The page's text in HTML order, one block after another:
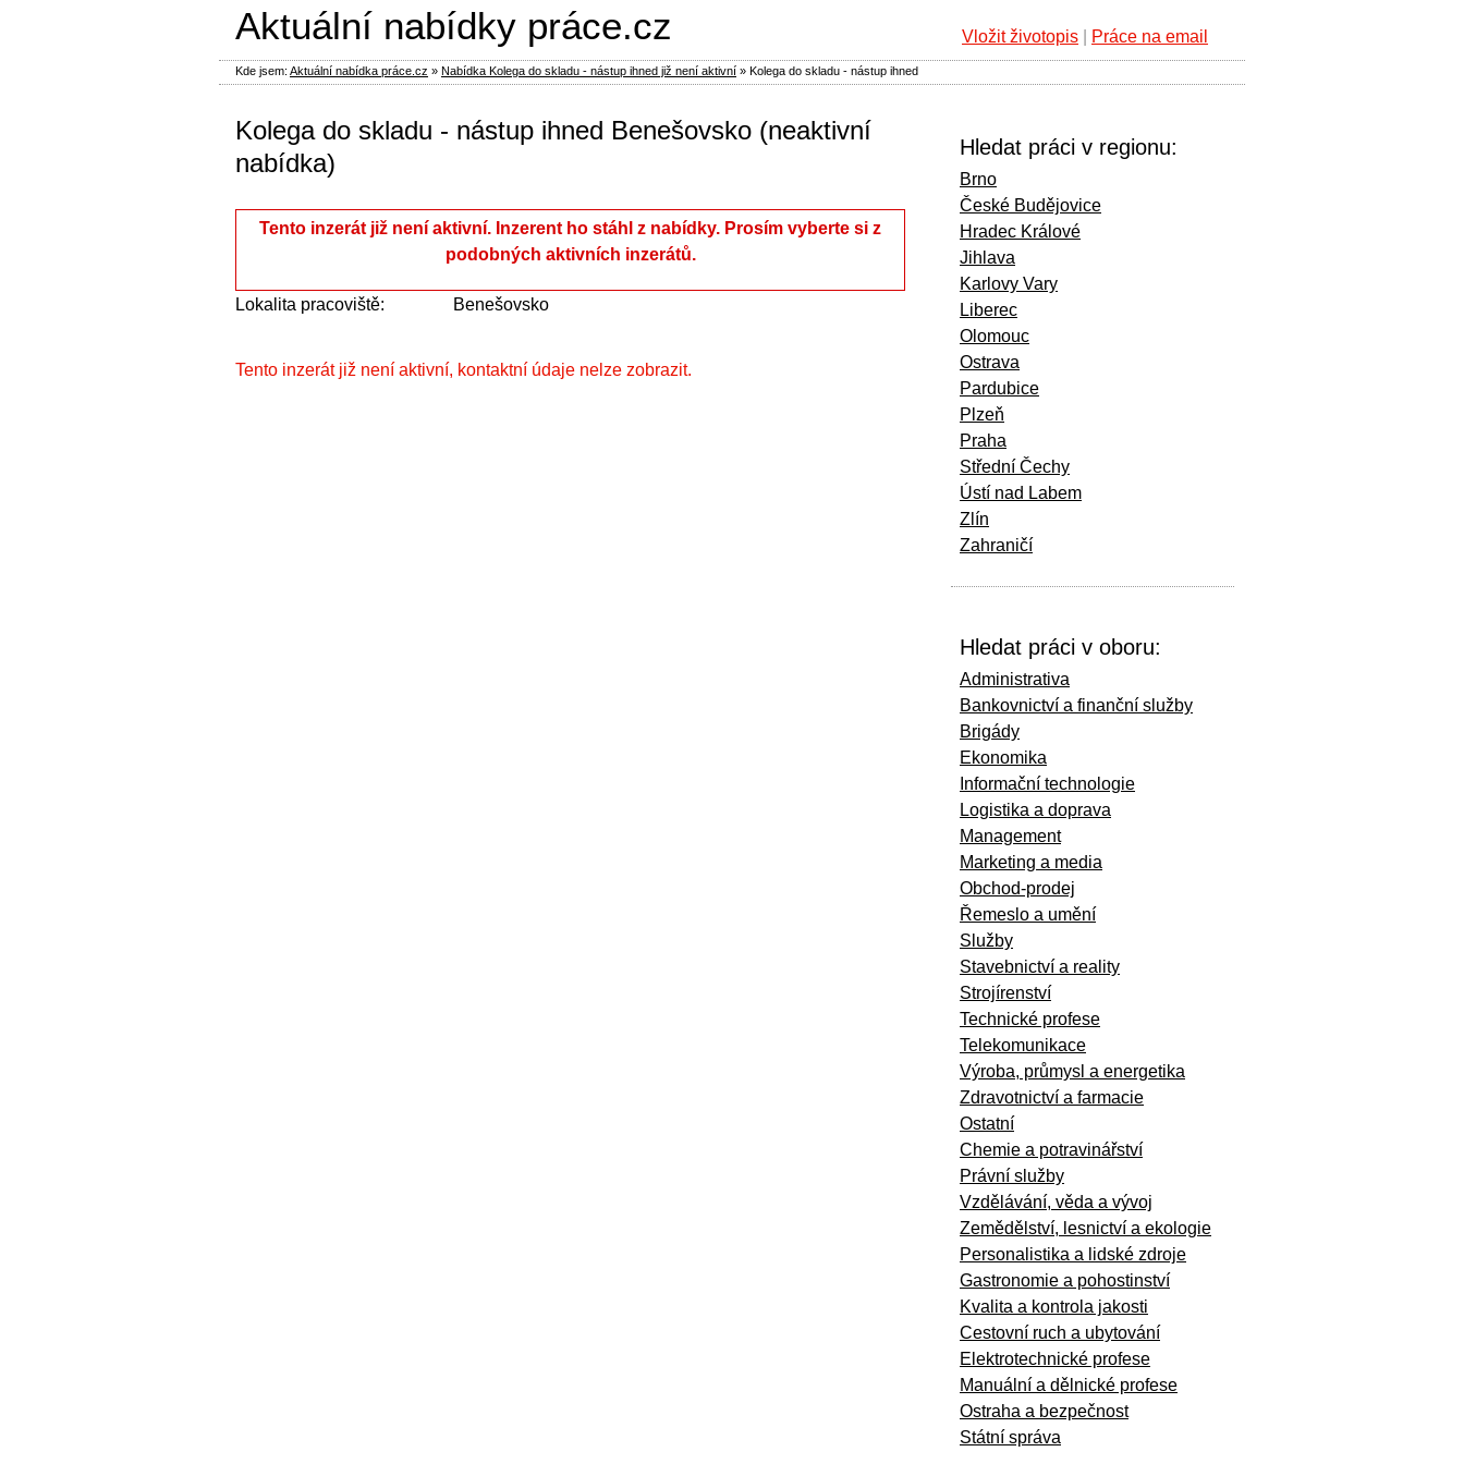
Kolega do skladu - nástup ihned Benešovsko (neaktivní
nabídka)
Tento inzerát již není aktivní. Inzerent ho stáhl z nabídky. Prosím vyberte si z
podobných aktivních inzerátů.
Lokalita pracoviště: Benešovsko
Tento inzerát již není aktivní, kontaktní údaje nelze zobrazit.
Hledat práci v regionu:
Brno
České Budějovice
Hradec Králové
Jihlava
Karlovy Vary
Liberec
Olomouc
Ostrava
Pardubice
Plzeň
Praha
Střední Čechy
Ústí nad Labem
Zlín
Zahraničí
Hledat práci v oboru:
Administrativa
Bankovnictví a finanční služby
Brigády
Ekonomika
Informační technologie
Logistika a doprava
Management
Marketing a media
Obchod-prodej
Řemeslo a umění
Služby
Stavebnictví a reality
Strojírenství
Technické profese
Telekomunikace
Výroba, průmysl a energetika
Zdravotnictví a farmacie
Ostatní
Chemie a potravinářství
Právní služby
Vzdělávání, věda a vývoj
Zemědělství, lesnictví a ekologie
Personalistika a lidské zdroje
Gastronomie a pohostinství
Kvalita a kontrola jakosti
Cestovní ruch a ubytování
Elektrotechnické profese
Manuální a dělnické profese
Ostraha a bezpečnost
Státní správa
Aktuální nabídky práce.cz Vložit životopis Práce na email
Kde jsem: Aktuální nabídka práce.cz » Nabídka Kolega do skladu - nástup ihned již není aktivní » Kolega do skladu - nástup ihned